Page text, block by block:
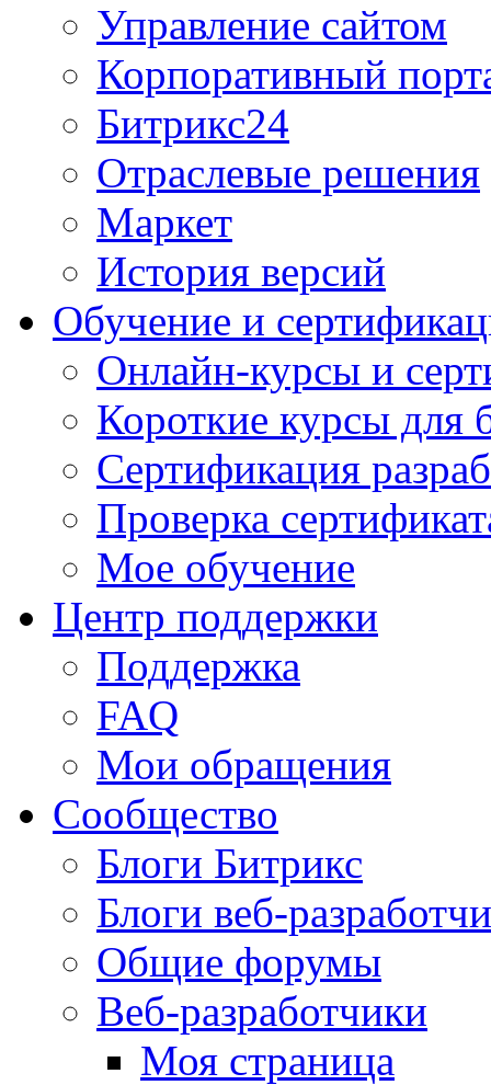
Управление сайтом
Корпоративный
Битрикс24
Отраслевые решения
Маркет
История версий
Обучение и
Онлайн-курсы и
Короткие курсы для
Сертификация
Проверка
Мое обучение
Центр поддержки
Поддержка
FAQ
Мои обращения
Сообщество
Блоги Битрикс
Блоги веб-
Общие форумы
Веб-разработчики
Моя страница